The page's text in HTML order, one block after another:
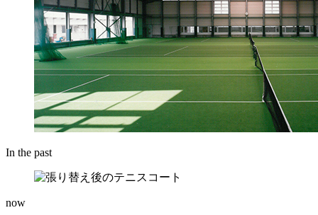
In the past
now